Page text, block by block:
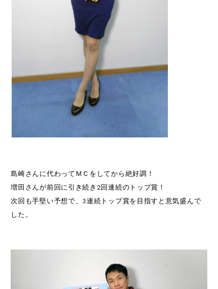
島崎さんに代わってＭＣをしてから絶好調！
増田さんが前回に引き続き2回連続のトップ賞！
次回も手堅い予想で、3連続トップ賞を目指すと意気盛んで
した。